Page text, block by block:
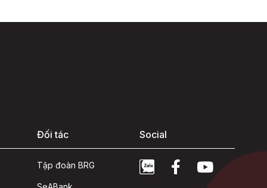
Đối tác
Tập đoàn BRG
Social